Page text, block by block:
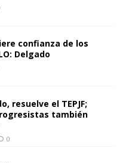
confianza de los
Delgado
resuelve el TEPJF;
también
0